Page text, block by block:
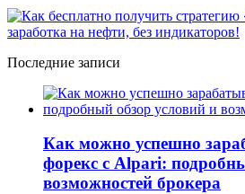
Последние записи
Как можно успешно
форекс с Alpari:
возможностей брокера